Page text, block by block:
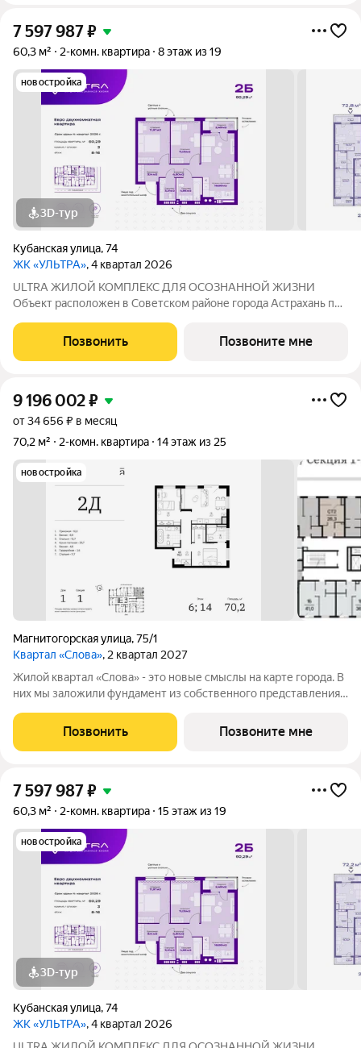
7 597 987₽
60,3 м² 2-комн. квартира 8 этаж из 19
новостройка
3D-тур
Кубанская улица,74
ЖК «УЛЬТРА», 4 квартал 2026
ULTRA ЖИЛОЙ КОМПЛЕКС ДЛЯ ОСОЗНАННОЙ ЖИЗНИ
Объект расположен в Советском районе города Астрахань по
Дата ввода в эксплуатацию первой очереди: IV кв. 2026 года.
Но уже сейчас вы можете
Позвонить Позвоните мне
9 196 002₽
от 34 656 ₽ в месяц
70,2 м²
2-комн. квартира 14 этаж из 25
новостройка
Магнитогорская улица,75/1
Квартал «Слова», 2 квартал 2027
Жилой квартал «Слова» - это новые смыслы на карте города. В
них мы заложили фундамент из собственного представления
уют добрососедства, а также многонациональность нашего
города. Ведь именно
Позвонить Позвоните мне
7 597 987₽
60,3 м² 2-комн. квартира 15 этаж из 19
новостройка
3D-тур
Кубанская улица,74
ЖК «УЛЬТРА», 4 квартал 2026